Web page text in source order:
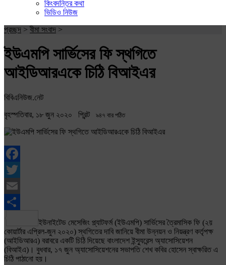
কিংবদন্তির কথা
ভিডিও নিউজ
প্রচ্ছদ > বীমা সংবাদ >
ইউএমপি সার্ভিসের ফি স্থগিতে
আইডিআরএকে চিঠি বিআইএর
বিবিএনিউজ.নেট
বৃহস্পতিবার, ১৮ জুন ২০২০ প্রিন্ট ৯৪৭ বার পঠিত
Facebook
Twitter
Email
Share
ইউনাইটেড মেসেজিং প্ল্যাটফর্ম (ইউএমপি) সার্ভিসের ত্রৈমাসিক ফি (২য়
কোয়ার্টার এপ্রিল-জুন ২০২০) স্থগিতের দাবি জানিয়ে বীমা উন্নয়ন ও নিয়ন্ত্রণ কর্তৃপক্ষ
(আইডিআরএ) বরাবরে একটি চিঠি দিয়েছে বাংলাদেশ ইন্স্যুরেন্স অ্যাসোসিয়েশন
(বিআইএ)। বুধবার, ১৭ জুন অ্যাসোসিয়েশনের সভাপতি শেখ কবির হোসেন স্বাক্ষরিত এ
চিঠি পাঠানো হয়।